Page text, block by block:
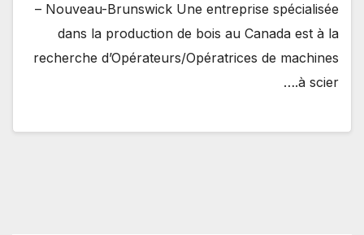
– Nouveau-Brunswick Une entreprise spécialisée
dans la production de bois au Canada est à la
recherche d’Opérateurs/Opératrices de machines
à scier.…